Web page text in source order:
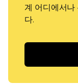
계 어디에서나
다.